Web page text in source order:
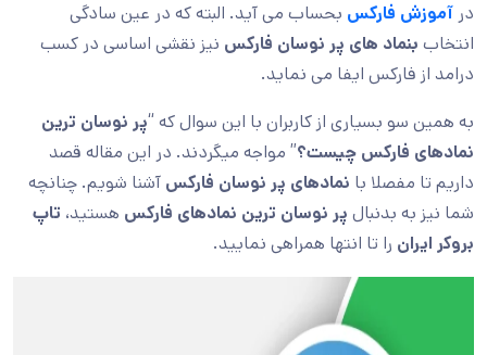
در آموزش فارکس بحساب می آید. البته که در عین سادگی
انتخاب بنماد های پر نوسان فارکس نیز نقشی اساسی در کسب
درامد از فارکس ایفا می نماید.
به همین سو بسیاری از کاربران با این سوال که “پر نوسان ترین
نمادهای فارکس چیست؟” مواجه میگردند. در این مقاله قصد
داریم تا مفصلا با نمادهای پر نوسان فارکس آشنا شویم. چنانچه
شما نیز به بدنبال پر نوسان ترین نمادهای فارکس هستید، تاپ
بروکر ایران را تا انتها همراهی نمایید.